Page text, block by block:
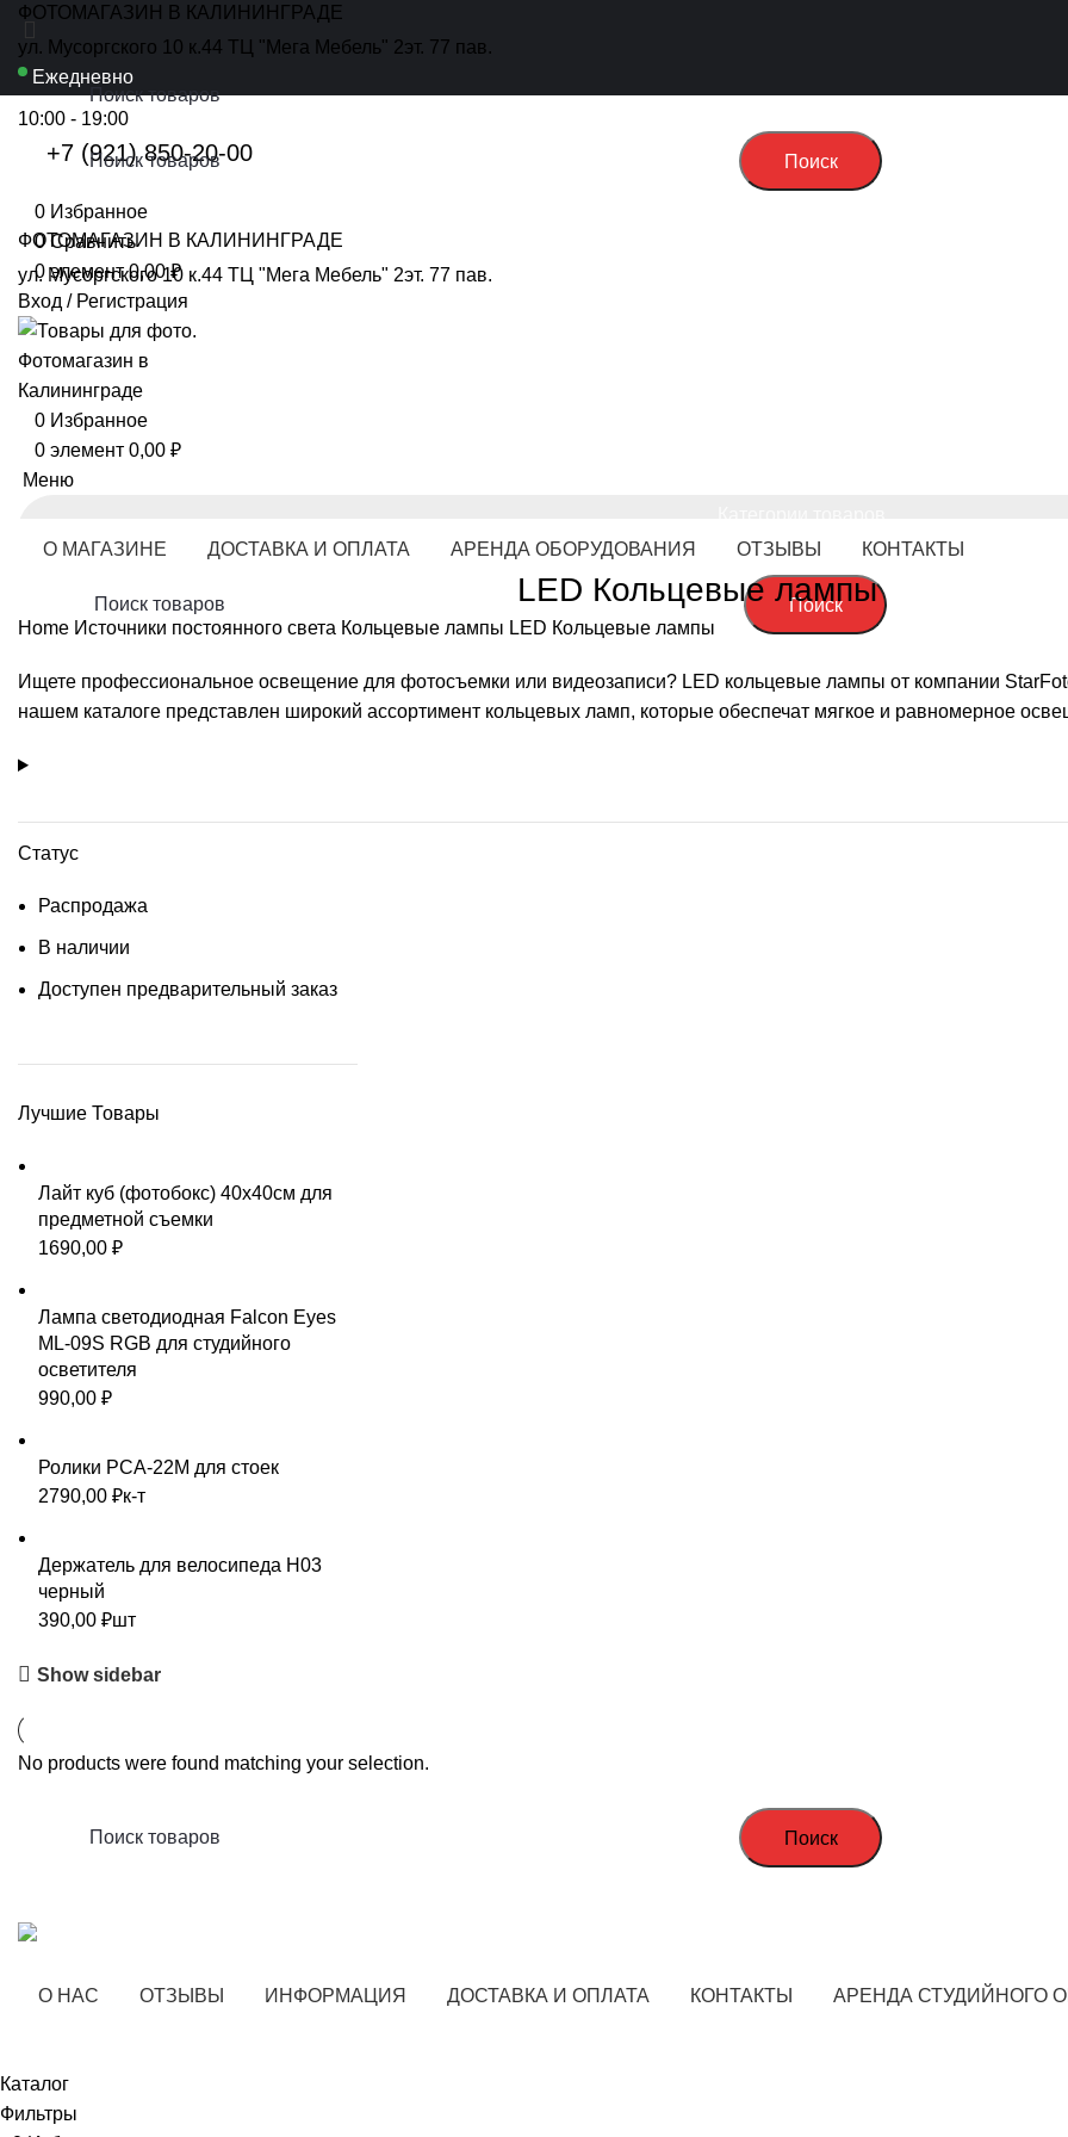
ФОТОМАГАЗИН В КАЛИНИНГРАДЕ
ул. Мусоргского 10 к.44 ТЦ "Мега Мебель" 2эт. 77 пав.
Ежедневно
10:00 - 19:00
+7 (921) 850-20-00
ФОТОМАГАЗИН В КАЛИНИНГРАДЕ
ул. Мусоргского 10 к.44 ТЦ "Мега Мебель" 2эт. 77 пав.
Поиск
0 Избранное
0 Сравнить
0элемент 0,00₽
Вход / Регистрация
0 Избранное
0 элемент 0,00 ₽
Меню
О МАГАЗИНЕ
ДОСТАВКА И ОПЛАТА АРЕНДА ОБОРУДОВАНИЯ ОТЗЫВЫ КОНТАКТЫ
Поиск
LED Кольцевые лампы
Home Источники постоянного света Кольцевые лампы LED Кольцевые лампы
Ищете профессиональное освещение для фотосъемки или видеозаписи? LED кольцевые лампы от компании
нашем каталоге представлен широкий ассортимент кольцевых ламп, которые обеспечат мягкое и равномерное
Статус
Распродажа
В наличии
Доступен предварительный заказ
Лучшие Товары
Лайт куб (фотобокс) 40х40см для
предметной съемки
1690,00 ₽
Лампа светодиодная Falcon Eyes
ML-09S RGB для студийного
осветителя
990,00 ₽
Ролики PCA-22M для стоек
2790,00 ₽к-т
Держатель для велосипеда H03
черный
390,00 ₽шт
Show sidebar
No products were found matching your selection.
Поиск
О НАС ОТЗЫВЫ ИНФОРМАЦИЯ ДОСТАВКА И ОПЛАТА КОНТАКТЫ АРЕНДА СТУДИЙНОГО
Каталог
Фильтры